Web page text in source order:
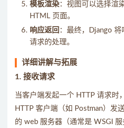
模板渲染：视图可以选择渲
HTML 页面。
响应返回 ：最终，Django
请求的处理。
详细讲解与拓展
1. 接收请求
当客户端发起一个 HTTP 请求时
HTTP 客户端（如 Postman）发
的 web 服务器（通常是 WSGI